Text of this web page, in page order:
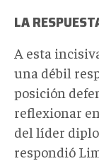
LA
A esta
una débil
posición
reflexionar
del líder
respondió